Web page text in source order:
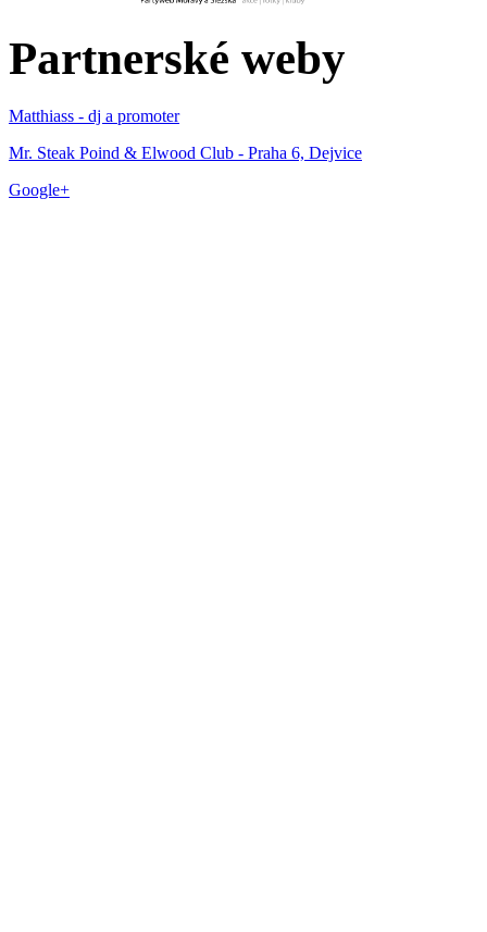
Partnerské weby
Matthiass - dj a promoter
Mr. Steak Poind & Elwood Club - Praha 6, Dejvice
Google+